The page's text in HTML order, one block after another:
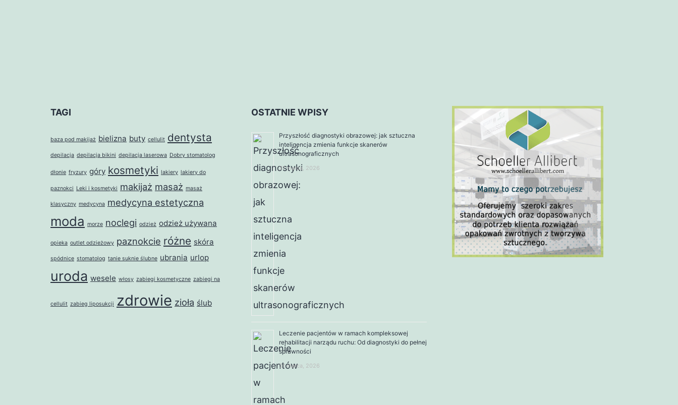
TAGI
baza pod makijaż bielizna buty cellulit dentysta
depilacja depilacja bikini depilacja laserowa Dobry stomatolog
dłonie fryzury góry kosmetyki lakiery lakiery do
paznokci Leki i kosmetyki makijaż masaż masaż
klasyczny medycyna medycyna estetyczna
moda morze noclegi odzież odzież używana
opieka outlet odzieżowy paznokcie różne skóra
spódnice stomatolog tanie suknie ślubne ubrania urlop
uroda wesele włosy zabiegi kosmetyczne zabiegi na
cellulit zabieg liposukcji zdrowie zioła ślub
OSTATNIE WPISY
Przyszłość diagnostyki obrazowej: jak sztuczna
inteligencja zmienia funkcje skanerów
ultrasonograficznych
31 marca, 2026
Leczenie pacjentów w ramach kompleksowej
rehabilitacji narządu ruchu: Od diagnostyki do pełnej
sprawności
31 marca, 2026